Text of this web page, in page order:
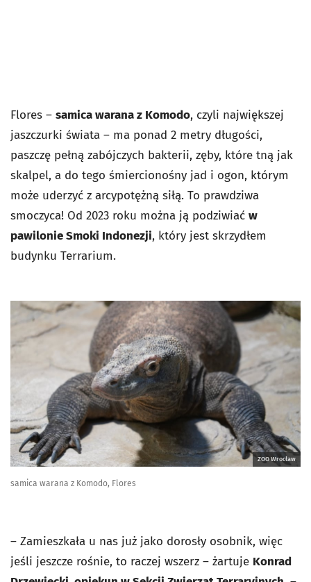
Flores – samica warana z Komodo, czyli największej
jaszczurki świata – ma ponad 2 metry długości,
paszczę pełną zabójczych bakterii, zęby, które tną jak
skalpel, a do tego śmiercionośny jad i ogon, którym
może uderzyć z arcypotężną siłą. To prawdziwa
smoczyca! Od 2023 roku można ją podziwiać w
pawilonie Smoki Indonezji, który jest skrzydłem
budynku Terrarium.
ZOO Wrocław
samica warana z Komodo, Flores
– Zamieszkała u nas już jako dorosły osobnik, więc
jeśli jeszcze rośnie, to raczej wszerz – żartuje Konrad